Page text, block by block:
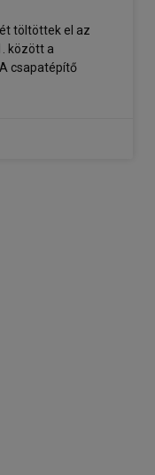
töltöttek el az
között a
csapatépítő